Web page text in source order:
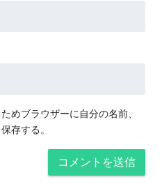
めブラウザーに自分の名前、
存する。